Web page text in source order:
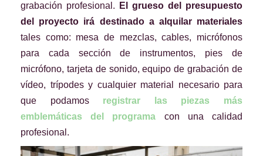
grabación profesional.
El grueso del presupuesto
del proyecto irá destinado a alquilar materiales
tales como: mesa de mezclas, cables, micrófonos
para cada sección de instrumentos, pies de
micrófono, tarjeta de sonido, equipo de grabación de
vídeo, trípodes y cualquier material necesario para
que podamos registrar las piezas más
emblemáticas del programa con una calidad
profesional.